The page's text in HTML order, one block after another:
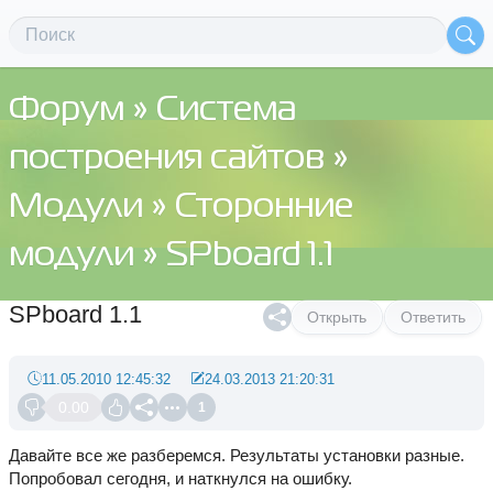
Форум » Система
построения сайтов »
Модули » Сторонние
модули » SPboard 1.1
Открыть Ответить
SPboard 1.1
0.00 1
11.05.2010 12:45:32 24.03.2013 21:20:31
Давайте все же разберемся. Результаты установки разные.
Попробовал сегодня, и наткнулся на ошибку.